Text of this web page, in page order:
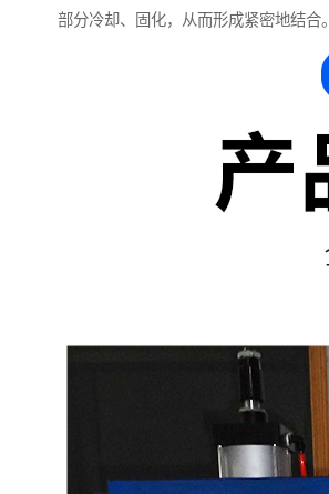
部分冷却、固化，从而形成紧密地结合。